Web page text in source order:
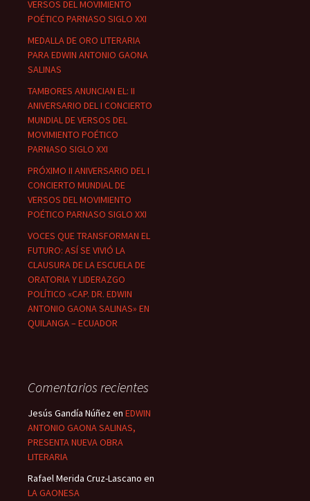
VERSOS DEL MOVIMIENTO
POÉTICO PARNASO SIGLO XXI
MEDALLA DE ORO LITERARIA
PARA EDWIN ANTONIO GAONA
SALINAS
TAMBORES ANUNCIAN EL: II
ANIVERSARIO DEL I CONCIERTO
MUNDIAL DE VERSOS DEL
MOVIMIENTO POÉTICO
PARNASO SIGLO XXI
PRÓXIMO II ANIVERSARIO DEL I
CONCIERTO MUNDIAL DE
VERSOS DEL MOVIMIENTO
POÉTICO PARNASO SIGLO XXI
VOCES QUE TRANSFORMAN EL
FUTURO: ASÍ SE VIVIÓ LA
CLAUSURA DE LA ESCUELA DE
ORATORIA Y LIDERAZGO
POLÍTICO «CAP. DR. EDWIN
ANTONIO GAONA SALINAS» EN
QUILANGA – ECUADOR
Comentarios recientes
Jesús Gandía Núñezen EDWIN
ANTONIO GAONA SALINAS,
PRESENTA NUEVA OBRA
LITERARIA
Rafael Merida Cruz-Lascano en
LA GAONESA